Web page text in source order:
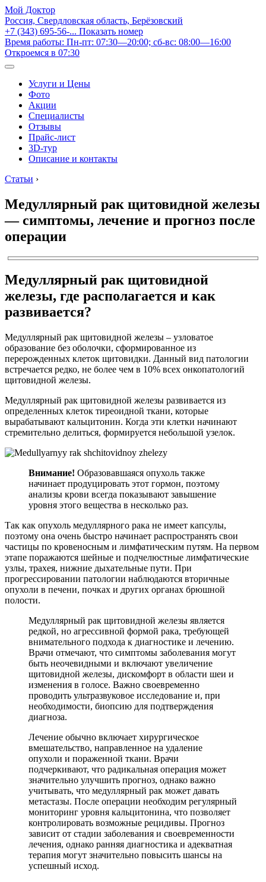
Мой Доктор
Россия, Свердловская область, Берёзовский
+7 (343) 695-56-... Показать номер
Время работы: Пн-пт: 07:30—20:00; сб-вс: 08:00—16:00
Откроемся в 07:30
Услуги и Цены
Фото
Акции
Специалисты
Отзывы
Прайс-лист
3D-тур
Описание и контакты
Статьи ›
Медуллярный рак щитовидной железы
— симптомы, лечение и прогноз после
операции
Медуллярный рак щитовидной
железы, где располагается и как
развивается?
Медуллярный рак щитовидной железы – узловатое
образование без оболочки, сформированное из
перерожденных клеток щитовидки. Данный вид патологии
встречается редко, не более чем в 10% всех онкопатологий
щитовидной железы.
Медуллярный рак щитовидной железы развивается из
определенных клеток тиреоидной ткани, которые
вырабатывают кальцитонин. Когда эти клетки начинают
стремительно делиться, формируется небольшой узелок.
Внимание! Образовавшаяся опухоль также
начинает продуцировать этот гормон, поэтому
анализы крови всегда показывают завышение
уровня этого вещества в несколько раз.
Так как опухоль медуллярного рака не имеет капсулы,
поэтому она очень быстро начинает распространять свои
частицы по кровеносным и лимфатическим путям. На первом
этапе поражаются шейные и подчелюстные лимфатические
узлы, трахея, нижние дыхательные пути. При
прогрессировании патологии наблюдаются вторичные
опухоли в печени, почках и других органах брюшной
полости.
Медуллярный рак щитовидной железы является
редкой, но агрессивной формой рака, требующей
внимательного подхода к диагностике и лечению.
Врачи отмечают, что симптомы заболевания могут
быть неочевидными и включают увеличение
щитовидной железы, дискомфорт в области шеи и
изменения в голосе. Важно своевременно
проводить ультразвуковое исследование и, при
необходимости, биопсию для подтверждения
диагноза.
Лечение обычно включает хирургическое
вмешательство, направленное на удаление
опухоли и пораженной ткани. Врачи
подчеркивают, что радикальная операция может
значительно улучшить прогноз, однако важно
учитывать, что медуллярный рак может давать
метастазы. После операции необходим регулярный
мониторинг уровня кальцитонина, что позволяет
контролировать возможные рецидивы. Прогноз
зависит от стадии заболевания и своевременности
лечения, однако ранняя диагностика и адекватная
терапия могут значительно повысить шансы на
успешный исход.